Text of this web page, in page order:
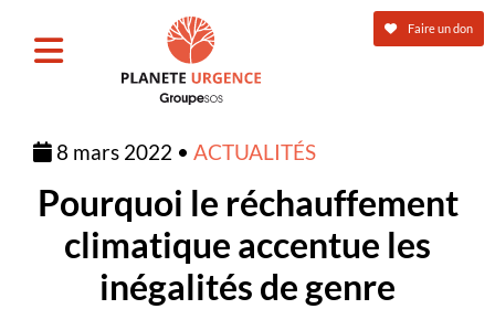
8 mars 2022 • ACTUALITÉS
Pourquoi le réchauffement
climatique accentue les
inégalités de genre
Faire un don